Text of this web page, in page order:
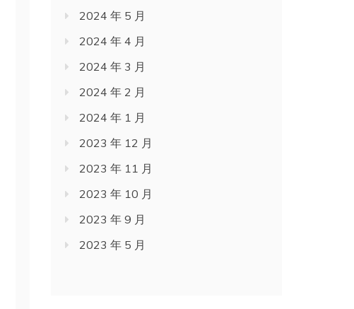
2024 年 5 月
2024 年 4 月
2024 年 3 月
2024 年 2 月
2024 年 1 月
2023 年 12 月
2023 年 11 月
2023 年 10 月
2023 年 9 月
2023 年 5 月